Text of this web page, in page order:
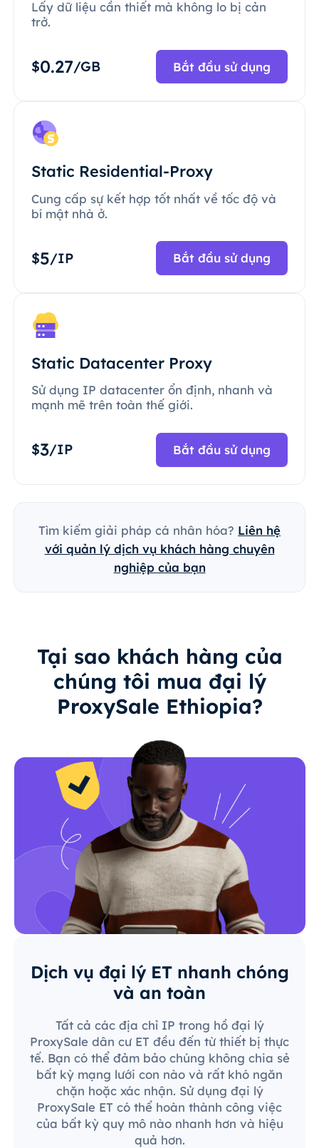
Lấy dữ liệu cần thiết mà không lo bị cản
trở.
$0.27/GB Bắt đầu sử dụng
Static Residential-Proxy
Cung cấp sự kết hợp tốt nhất về tốc độ và
bí mật nhà ở.
$5/IP Bắt đầu sử dụng
Static Datacenter Proxy
Sử dụng IP datacenter ổn định, nhanh và
mạnh mẽ trên toàn thế giới.
$3/IP Bắt đầu sử dụng
Tìm kiếm giải pháp cá nhân hóa? Liên hệ
với quản lý dịch vụ khách hàng chuyên
nghiệp của bạn
Tại sao khách hàng của
chúng tôi mua đại lý
ProxySale Ethiopia?
Dịch vụ đại lý ET nhanh chóng
và an toàn
Tất cả các địa chỉ IP trong hồ đại lý
ProxySale dân cư ET đều đến từ thiết bị thực
tế. Bạn có thể đảm bảo chúng không chia sẻ
bất kỳ mạng lưới con nào và rất khó ngăn
chặn hoặc xác nhận. Sử dụng đại lý
ProxySale ET có thể hoàn thành công việc
của bất kỳ quy mô nào nhanh hơn và hiệu
quả hơn.